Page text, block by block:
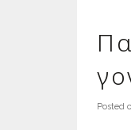
Posted